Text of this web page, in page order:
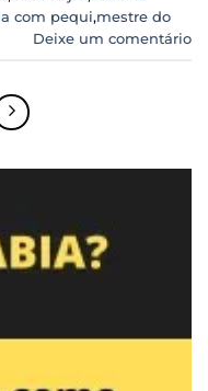
com pequi,mestre do
Deixe um comentário